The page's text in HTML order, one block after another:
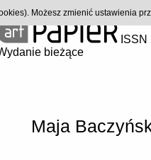
bieżące
Maja
Możesz zmienić ustawienia